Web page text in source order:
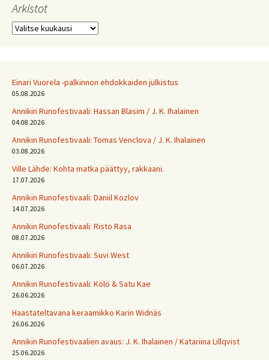
Arkistot
Arkistot
Einari Vuorela -palkinnon ehdokkaiden julkistus
05.08.2026
Annikin Runofestivaali: Has­san Bla­sim / J. K. Ihalainen
04.08.2026
Annikin Runofestivaali: Tomas Venclova / J. K. Ihalainen
03.08.2026
Ville Lähde: Kohta matka päättyy, rakkaani.
17.07.2026
Annikin Runofestivaali: Daniil Kozlov
14.07.2026
Annikin Runofestivaali: Risto Rasa
08.07.2026
Annikin Runofestivaali: Suvi West
06.07.2026
Annikin Runofestivaali: Kölö & Satu Kae
26.06.2026
Haastateltavana keraamikko Karin Widnäs
26.06.2026
Annikin Runofestivaalien avaus: J. K. Ihalainen / Katariina Lillqvist
25.06.2026